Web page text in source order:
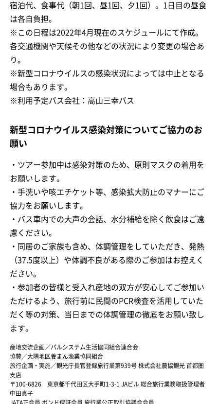
宿泊代、食事代（朝1回、昼1回、夕1回）。1日目の昼食
は各自負担。
※この日程は2022年4月現在のスケジュールにて作成。
各交通機関や天候その他などの状況により変更の場合あ
り。
※新型コロナウイルスの感染状況によっては中止となる
場合もあります。
※利用予定バス会社：高山三幸バス
新型コロナウイルス感染対策についてご協力のお
願い
・ツアー参加中は感染対策のため、原則マスクの着用を
お願いします。
・手洗いや咳エチケット等、感染拡大防止のマナーにご
協力をお願いします。
・バス車内での大声の会話、水分補給を除く飲食はご遠
慮ください。
・同居のご家族も含め、体調管理をしていただき、発熱
（37.5度以上）や体調不良がある際のご参加はお控えく
ださい。
・参加者の皆様と受入れ産地の双方が安心してご参加い
ただけるよう、旅行前に民間のPCR検査を活用していた
だく等の対策、当日までの体調管理の徹底をお願い致し
ます。
産地交流企画／パルシステム生活協同組合連合会
協賛／大隅地区養まん漁業協同組合
旅行企画・実施／観光庁長官登録旅行業第939号 株式会社農協観光 首都圏
支店
〒100-6826 東京都千代田区大手町1-3-1 JAビル 総合旅行業務取扱管理者
中田真子
JATA正会員 ボンド保証会員 旅行業公正取引協議会会員